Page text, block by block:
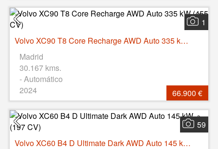
1
Volvo XC90 T8 Core Recharge AWD Auto 335 kW (455 CV)
Madrid
30.167 kms.
- Automático
2024
66.900 €
59
Volvo XC60 B4 D Ultimate Dark AWD Auto 145 kW (197 CV)